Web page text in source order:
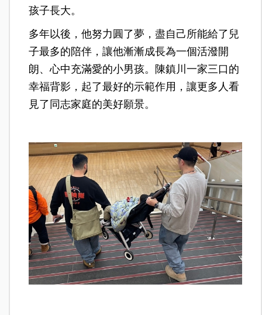
孩子長大。
多年以後，他努力圓了夢，盡自己所能給了兒
子最多的陪伴，讓他漸漸成長為一個活潑開
朗、心中充滿愛的小男孩。陳鎮川一家三口的
幸福背影，起了最好的示範作用，讓更多人看
見了同志家庭的美好願景。